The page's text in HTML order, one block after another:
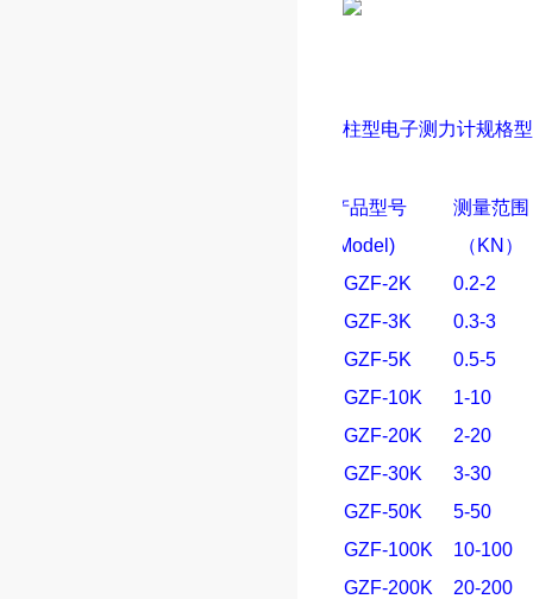
柱型电子测力计规格
产品型号
(Model)
测量范围
（ KN ）
SGZF-2K
0.2-2
SGZF-3K
0.3-3
SGZF-5K
0.5-5
SGZF-10K
1-10
SGZF-20K
2-20
SGZF-30K
3-30
SGZF-50K
5-50
SGZF-100K
10-100
SGZF-200K
20-200